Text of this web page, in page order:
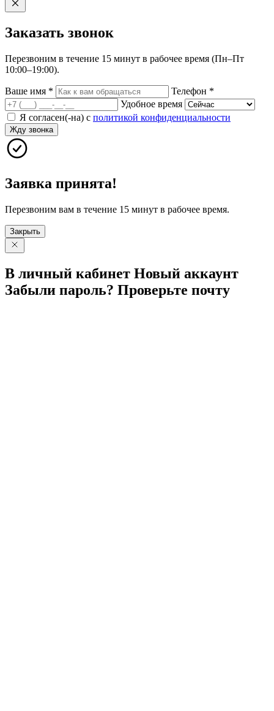
Заказать звонок
Перезвоним в течение 15 минут в рабочее время (Пн–Пт
10:00–19:00).
Ваше имя * Телефон *
Удобное время
Я согласен(-на) с политикой конфиденциальности
Жду звонка
Заявка принята!
Перезвоним вам в течение 15 минут в рабочее время.
Закрыть
В личный кабинет Новый аккаунт
Забыли пароль? Проверьте почту